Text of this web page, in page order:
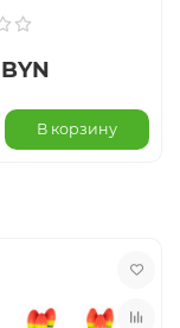
В корзину